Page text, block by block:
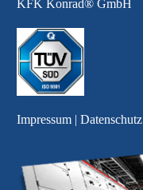
KFK Konrad® GmbH
Impressum | Datenschutz